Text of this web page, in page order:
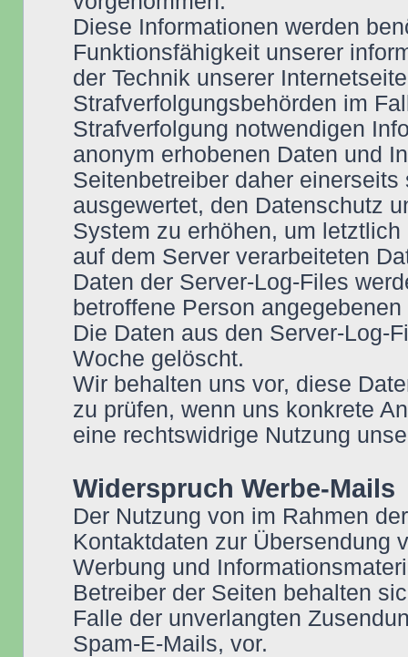
Diese Informationen werden
Funktionsfähigkeit unserer
der Technik unserer
Strafverfolgungsbehörden im
Strafverfolgung notwendigen
anonym erhobenen Daten und
Seitenbetreiber daher
ausgewertet, den Datenschutz
System zu erhöhen, um
auf dem Server verarbeiteten
Daten der Server-Log-Files
betroffene Person
Die Daten aus den Server-Log-
Woche gelöscht.
Wir behalten uns vor, diese
zu prüfen, wenn uns konkrete
eine rechtswidrige Nutzung
Widerspruch Werbe-Mails
Der Nutzung von im Rahmen
Kontaktdaten zur Übersendung
Werbung und
Betreiber der Seiten behalten
Falle der unverlangten
Spam-E-Mails, vor.